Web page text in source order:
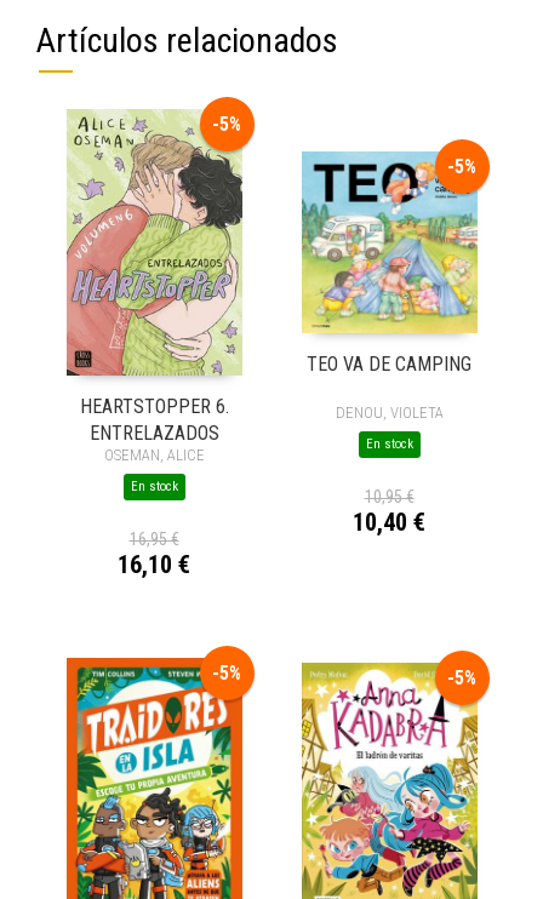
Artículos relacionados
-5%
HEARTSTOPPER 6.
ENTRELAZADOS
OSEMAN, ALICE
En stock
16,95 €
16,10 €
-5%
TEO VA DE CAMPING
DENOU, VIOLETA
En stock
10,95 €
10,40 €
-5% -5%